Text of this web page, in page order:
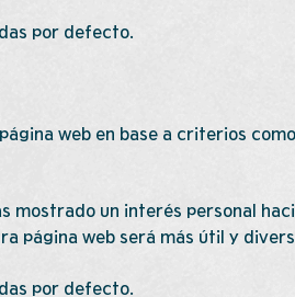
por defecto.
web en base a criterios
mostrado un interés personal
página web será más útil y
por defecto.